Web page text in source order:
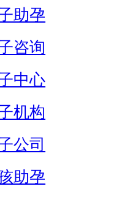
助孕
咨询
中心
机构
公司
助孕